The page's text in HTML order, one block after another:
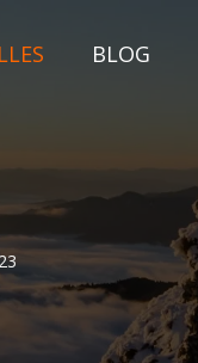
BLOG